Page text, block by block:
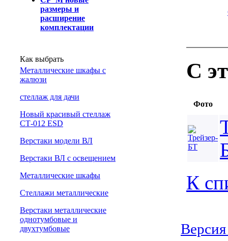
размеры и
расширение
комплектации
Как выбрать
Металлические шкафы с
жалюзи
cтеллаж для дачи
Новый красивый стеллаж
СТ-012 ESD
Верстаки модели ВЛ
Верстаки ВЛ с освещением
Металлические шкафы
Стеллажи металлические
Верстаки металлические
однотумбовые и
двухтумбовые
С
Фото
К